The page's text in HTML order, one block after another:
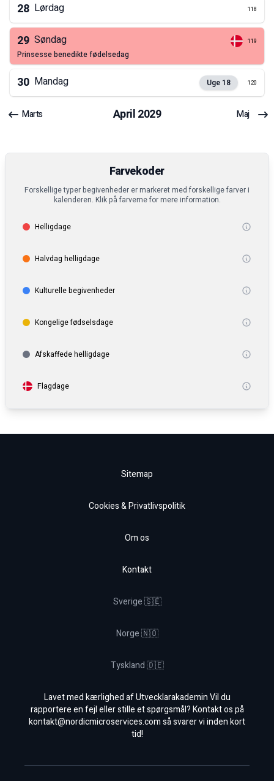
28 Lørdag 118
29 Søndag 119
prinsesse benedikte fødelsedag
30 Mandag Uge 18 120
Marts April2029 Maj
Farvekoder
Forskellige typer begivenheder er markeret med forskellige farver i
kalenderen. Klik på farverne for mere information.
Helligdage
Halvdag helligdage
Kulturelle begivenheder
Kongelige fødselsdage
Afskaffede helligdage
Flagdage
Sitemap
Cookies & Privatlivspolitik
Om os
Kontakt
Sverige 🇸🇪
Norge 🇳🇴
Tyskland 🇩🇪
Lavet med kærlighed af Utvecklarakademin Vil du
rapportere en fejl eller stille et spørgsmål? Kontakt os på
kontakt@nordicmicroservices.comså svarer vi inden kort
tid!